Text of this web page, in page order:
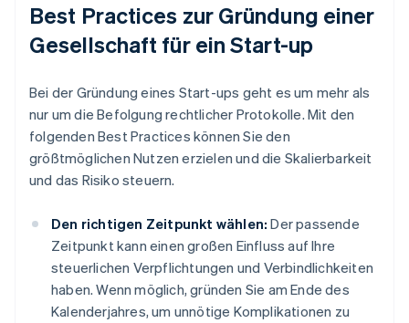
Best Practices zur Gründung einer
Gesellschaft für ein Start-up
Bei der Gründung eines Start-ups geht es um mehr als
nur um die Befolgung rechtlicher Protokolle. Mit den
folgenden Best Practices können Sie den
größtmöglichen Nutzen erzielen und die Skalierbarkeit
und das Risiko steuern.
Den richtigen Zeitpunkt wählen: Der passende
Zeitpunkt kann einen großen Einfluss auf Ihre
steuerlichen Verpflichtungen und Verbindlichkeiten
haben. Wenn möglich, gründen Sie am Ende des
Kalenderjahres, um unnötige Komplikationen zu